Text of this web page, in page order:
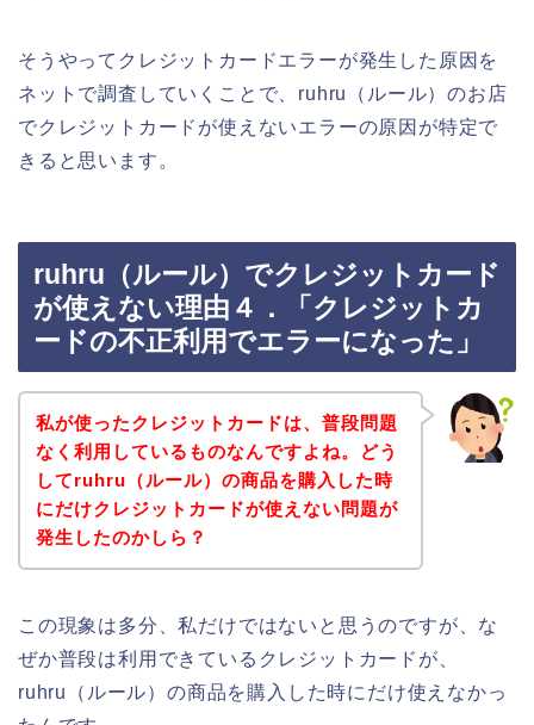
そうやってクレジットカードエラーが発生した原因を
ネットで調査していくことで、ruhru（ルール）のお店
でクレジットカードが使えないエラーの原因が特定で
きると思います。
ruhru（ルール）でクレジットカード
が使えない理由４．「クレジットカ
ードの不正利用でエラーになった」
私が使ったクレジットカードは、普段問題
なく利用しているものなんですよね。どう
してruhru（ルール）の商品を購入した時
にだけクレジットカードが使えない問題が
発生したのかしら？
この現象は多分、私だけではないと思うのですが、な
ぜか普段は利用できているクレジットカードが、
ruhru（ルール）の商品を購入した時にだけ使えなかっ